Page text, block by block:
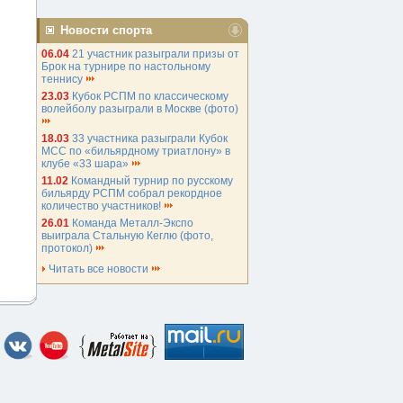
Новости спорта
06.04 21 участник разыграли призы от
Брок на турнире по настольному
теннису
23.03 Кубок РСПМ по классическому
волейболу разыграли в Москве (фото)
18.03 33 участника разыграли Кубок
МСС по «бильярдному триатлону» в
клубе «33 шара»
11.02 Командный турнир по русскому
бильярду РСПМ собрал рекордное
количество участников!
26.01 Команда Металл-Экспо
выиграла Стальную Кеглю (фото,
протокол)
Читать все новости